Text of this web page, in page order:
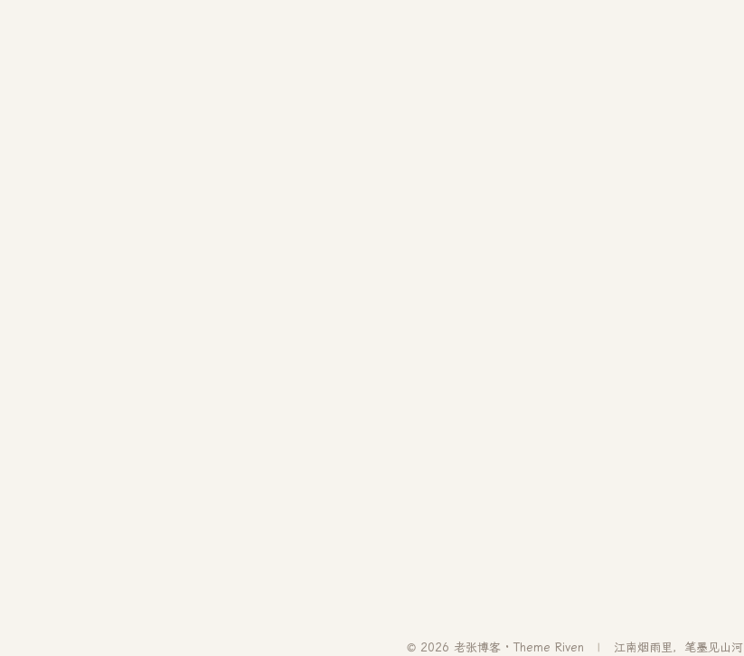
© 2026 老张博客 · Theme Riven 江南烟雨里，笔墨见山河